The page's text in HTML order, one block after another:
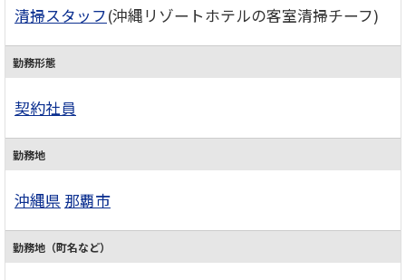
清掃スタッフ(沖縄リゾートホテルの客室清掃チーフ)
勤務形態
契約社員
勤務地
沖縄県 那覇市
勤務地（町名など）